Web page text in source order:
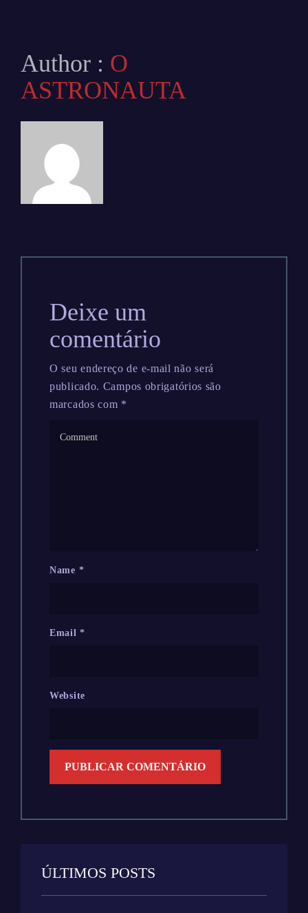
Author : O
ASTRONAUTA
Deixe um
comentário
O seu endereço de e-mail não será
publicado. Campos obrigatórios são
marcados com *
Name *
Email*
Website
ÚLTIMOS POSTS